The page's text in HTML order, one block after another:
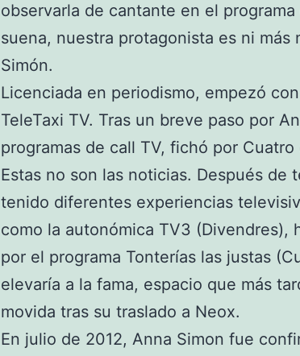
observarla de cantante en el
suena, nuestra protagonista es ni más
Simón.
Licenciada en periodismo, empezó
TeleTaxi TV. Tras un breve paso por
programas de call TV, fichó por
Estas no son las noticias. Después de
tenido diferentes experiencias
como la autonómica TV3 (Divendres),
por el programa Tonterías las justas
elevaría a la fama, espacio que más
movida tras su traslado a Neox.
En julio de 2012, Anna Simon fue